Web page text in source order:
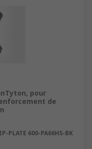
pour
de
PLATE 600-PA66HS-BK